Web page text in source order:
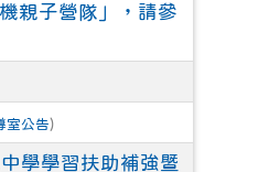
親子營隊」，請參
室公告)
學學習扶助補強暨